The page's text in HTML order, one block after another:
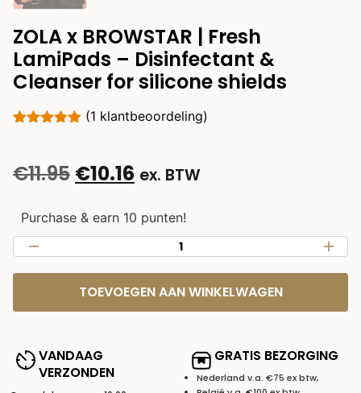
ZOLA x BROWSTAR | Fresh
LamiPads – Disinfectant &
Cleanser for silicone shields
op
klantbeoordeling
(1 klantbeoordeling)
€11.95 €10.16 ex. BTW
Purchase & earn 10 punten!
TOEVOEGEN AAN WINKELWAGEN
VANDAAG
VERZONDEN
GRATIS BEZORGING
Nederland v.a. €75 ex btw,